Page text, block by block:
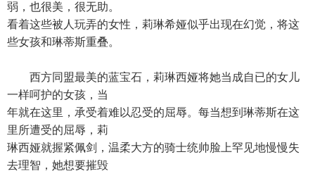
弱，也很美，很无助。
看着这些被人玩弄的女性，莉琳希娅似乎出现在幻觉，将这
些女孩和琳蒂斯重叠。
西方同盟最美的蓝宝石，莉琳西娅将她当成自已的女儿
一样呵护的女孩，当
年就在这里，承受着难以忍受的屈辱。每当想到琳蒂斯在这
里所遭受的屈辱，莉
琳西娅就握紧佩剑，温柔大方的骑士统帅脸上罕见地慢慢失
去理智，她想要摧毁